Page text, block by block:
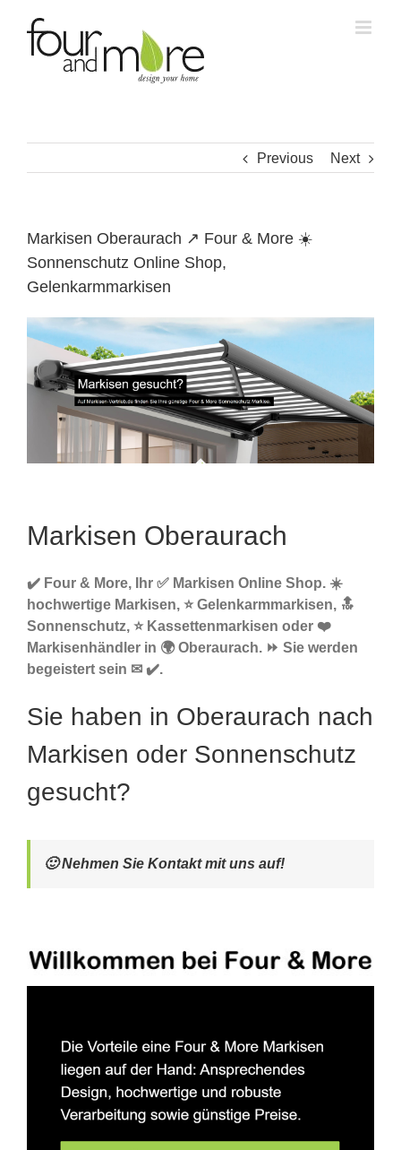
content
Previous Next
Markisen Oberaurach ↗️ Four & More ☀️
Sonnenschutz Online Shop,
Gelenkarmmarkisen
Markisen Oberaurach
✔️ Four & More, Ihr ✅ Markisen Online Shop. ☀️
hochwertige Markisen, ⭐ Gelenkarmmarkisen, 🔝
Sonnenschutz, ⭐ Kassettenmarkisen oder ❤️
Markisenhändler in 🌍 Oberaurach. ⏩ Sie werden
begeistert sein ✉ ✔️.
Sie haben in Oberaurach nach
Markisen oder Sonnenschutz
gesucht?
🙂 Nehmen Sie Kontakt mit uns auf!